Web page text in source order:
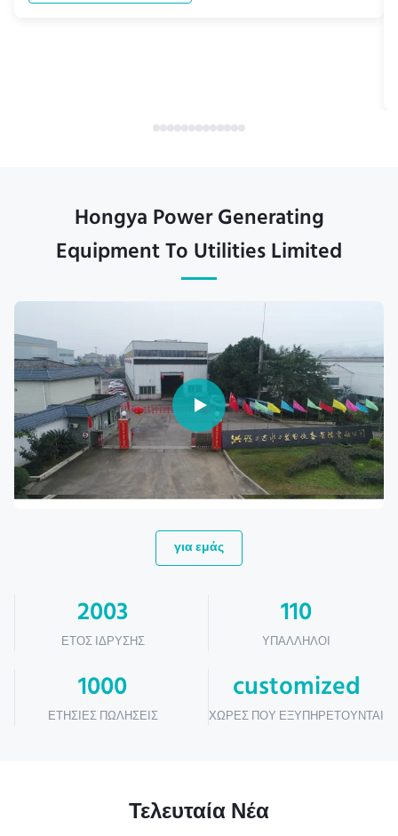
Hongya Power Generating
Equipment To Utilities Limited
για εμάς
2003
ΈΤΟΣ ΊΔΡΥΣΗΣ
110
ΥΠΆΛΛΗΛΟΙ
1000
ΕΤΉΣΙΕΣ ΠΩΛΉΣΕΙΣ
customized
ΧΏΡΕΣ ΠΟΥ ΕΞΥΠΗΡΕΤΟΎΝΤΑΙ
Τελευταία Νέα